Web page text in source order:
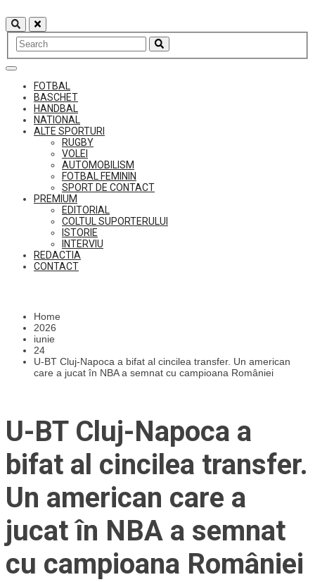
to
content
FOTBAL
BASCHET
HANDBAL
NATIONAL
ALTE SPORTURI
RUGBY
VOLEI
AUTOMOBILISM
FOTBAL FEMININ
SPORT DE CONTACT
PREMIUM
EDITORIAL
COLTUL SUPORTERULUI
ISTORIE
INTERVIU
REDACTIA
CONTACT
Home
2026
iunie
24
U-BT Cluj-Napoca a bifat al cincilea transfer. Un american
care a jucat în NBA a semnat cu campioana României
U-BT Cluj-Napoca a
bifat al cincilea transfer.
Un american care a
jucat în NBA a semnat
cu campioana României